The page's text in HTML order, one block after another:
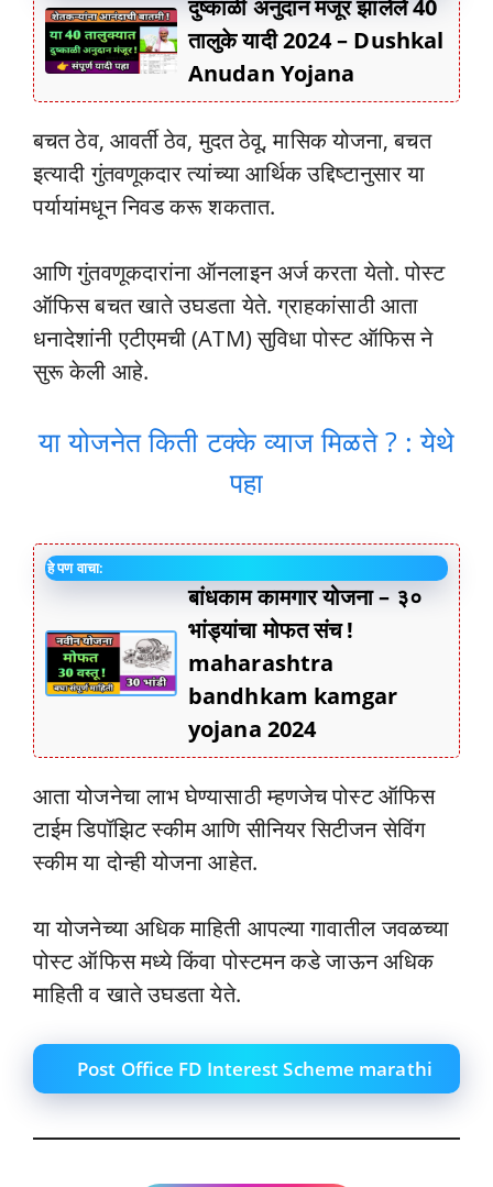
दुष्काळी अनुदान मंजूर झालेले 40
तालुके यादी 2024 – Dushkal
Anudan Yojana
बचत ठेव, आवर्ती ठेव, मुदत ठेवू, मासिक योजना, बचत
इत्यादी गुंतवणूकदार त्यांच्या आर्थिक उद्दिष्टानुसार या
पर्यायांमधून निवड करू शकतात.
आणि गुंतवणूकदारांना ऑनलाइन अर्ज करता येतो. पोस्ट
ऑफिस बचत खाते उघडता येते. ग्राहकांसाठी आता
धनादेशांनी एटीएमची (ATM) सुविधा पोस्ट ऑफिस ने
सुरू केली आहे.
या योजनेत किती टक्के व्याज मिळते ? : येथे
पहा
हे पण वाचा:
बांधकाम कामगार योजना – ३०
भांड्यांचा मोफत संच !
maharashtra
bandhkam kamgar
yojana 2024
आता योजनेचा लाभ घेण्यासाठी म्हणजेच पोस्ट ऑफिस
टाईम डिपॉझिट स्कीम आणि सीनियर सिटीजन सेविंग
स्कीम या दोन्ही योजना आहेत.
या योजनेच्या अधिक माहिती आपल्या गावातील जवळच्या
पोस्ट ऑफिस मध्ये किंवा पोस्टमन कडे जाऊन अधिक
माहिती व खाते उघडता येते.
Post Office FD Interest Scheme marathi